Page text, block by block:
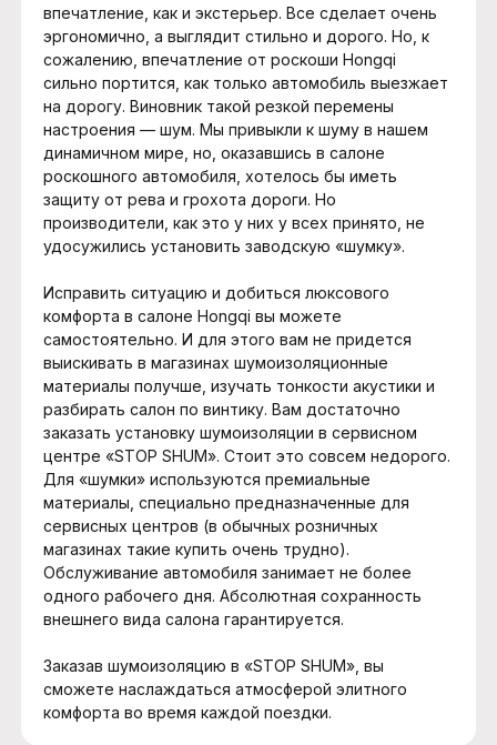
впечатление, как и экстерьер. Все сделает очень
эргономично, а выглядит стильно и дорого. Но, к
сожалению, впечатление от роскоши Hongqi
сильно портится, как только автомобиль выезжает
на дорогу. Виновник такой резкой перемены
настроения — шум. Мы привыкли к шуму в нашем
динамичном мире, но, оказавшись в салоне
роскошного автомобиля, хотелось бы иметь
защиту от рева и грохота дороги. Но
производители, как это у них у всех принято, не
удосужились установить заводскую «шумку».
Исправить ситуацию и добиться люксового
комфорта в салоне Hongqi вы можете
самостоятельно. И для этого вам не придется
выискивать в магазинах шумоизоляционные
материалы получше, изучать тонкости акустики и
разбирать салон по винтику. Вам достаточно
заказать установку шумоизоляции в сервисном
центре «STOP SHUM». Стоит это совсем недорого.
Для «шумки» используются премиальные
материалы, специально предназначенные для
сервисных центров (в обычных розничных
магазинах такие купить очень трудно).
Обслуживание автомобиля занимает не более
одного рабочего дня. Абсолютная сохранность
внешнего вида салона гарантируется.
Заказав шумоизоляцию в «STOP SHUM», вы
сможете наслаждаться атмосферой элитного
комфорта во время каждой поездки.